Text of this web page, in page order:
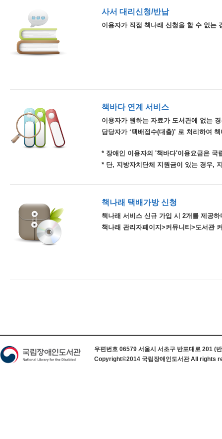
사서 대리신청/반납
이용자가 직접 책나래 신청을 할 수 없는
책바다 연계 서비스
이용자가 원하는 자료가 도서관에 없는
담당자가 ‘택배접수(대출)’ 로 처리하여
* 장애인 이용자의 '책바다'이용요금은 국
* 단, 지방자치단체 지원금이 있는 경우,
책나래 택배가방 신청
책나래 서비스 신규 가입 시 2개를 제공
책나래 관리자페이지>커뮤니티>도서관
우편번호 06579 서울시 서초구 반포대로 201 (
Copyright©2014 국립장애인도서관 All rights